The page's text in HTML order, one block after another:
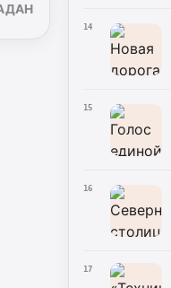
14
15
16
17